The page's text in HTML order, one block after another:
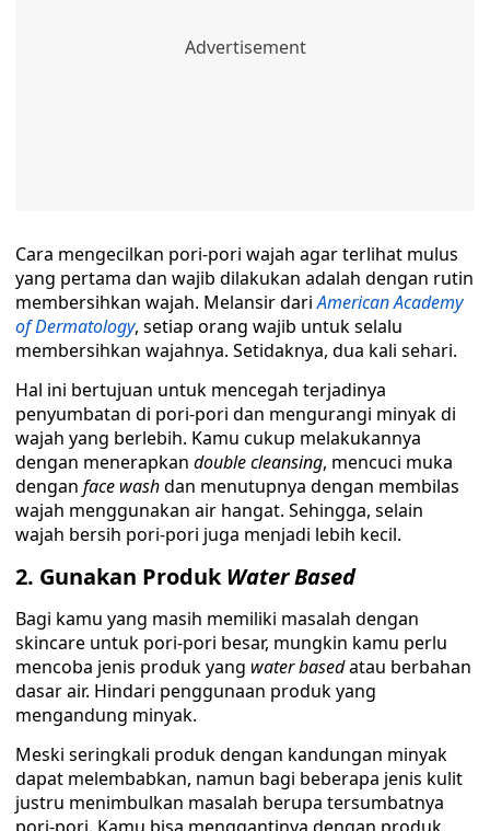
Cara mengecilkan pori-pori wajah agar terlihat mulus
yang pertama dan wajib dilakukan adalah dengan rutin
membersihkan wajah. Melansir dari American Academy
of Dermatology, setiap orang wajib untuk selalu
membersihkan wajahnya. Setidaknya, dua kali sehari.
Hal ini bertujuan untuk mencegah terjadinya
penyumbatan di pori-pori dan mengurangi minyak di
wajah yang berlebih. Kamu cukup melakukannya
dengan menerapkan double cleansing, mencuci muka
dengan face washdan menutupnya dengan membilas
wajah menggunakan air hangat. Sehingga, selain
wajah bersih pori-pori juga menjadi lebih kecil.
2. Gunakan ProdukWater Based
Bagi kamu yang masih memiliki masalah dengan
skincare untuk pori-pori besar, mungkin kamu perlu
mencoba jenis produk yang water basedatau berbahan
dasar air. Hindari penggunaan produk yang
mengandung minyak.
Meski seringkali produk dengan kandungan minyak
dapat melembabkan, namun bagi beberapa jenis kulit
justru menimbulkan masalah berupa tersumbatnya